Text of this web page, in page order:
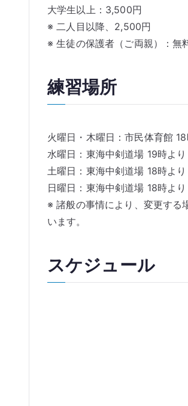
大学生以上：3,500円
※ 二人目以降、2,500円
※ 生徒の保護者（ご両親）：無
練習場所
火曜日・木曜日：市民体育館 18
水曜日：東海中剣道場 19時より
土曜日：東海中剣道場 18時より
日曜日：東海中剣道場 18時より
※ 諸般の事情により、変更する
います。
スケジュール